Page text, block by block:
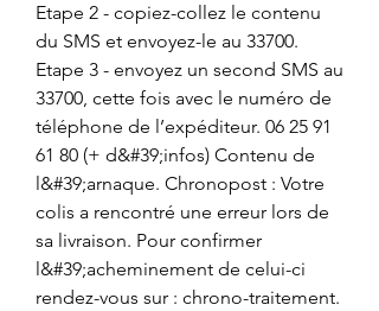
Etape 2 - copiez-collez le contenu
du SMS et envoyez-le au 33700.
Etape 3 - envoyez un second SMS au
33700, cette fois avec le numéro de
téléphone de l’expéditeur. 06 25 91
61 80 (+ d&#39;infos) Contenu de
l&#39;arnaque. Chronopost : Votre
colis a rencontré une erreur lors de
sa livraison. Pour confirmer
l&#39;acheminement de celui-ci
rendez-vous sur : chrono-traitement.